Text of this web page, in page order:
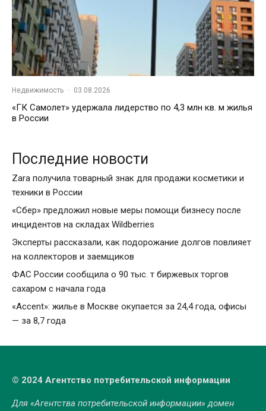
Недвижимость · 03.08.2026
«ГК Самолет» удержала лидерство по 4,3 млн кв. м жилья
в России
Последние новости
Zara получила товарный знак для продажи косметики и
техники в России
«Сбер» предложил новые меры помощи бизнесу после
инцидентов на складах Wildberries
Эксперты рассказали, как подорожание долгов повлияет
на коллекторов и заемщиков
ФАС России сообщила о 90 тыс. т биржевых торгов
сахаром с начала года
«Accent»: жилье в Москве окупается за 24,4 года, офисы
— за 8,7 года
© 2024 Агентство потребительской информации
Для «Агентства потребительской информации» домен